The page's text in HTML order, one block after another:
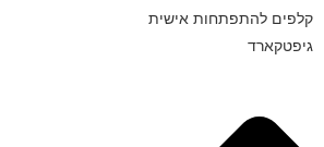
קלפים להתפתחות אישית
גיפטקארד